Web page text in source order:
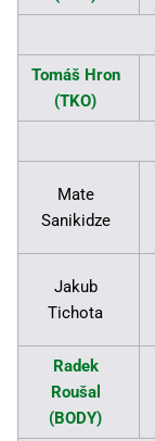
Tomáš Hron
(TKO)
Mate
Sanikidze
Jakub
Tichota
Radek
Roušal
(BODY)